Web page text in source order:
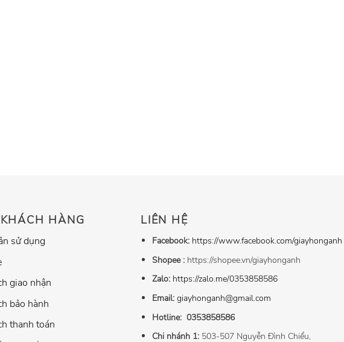
HÀNG
sử dụng
giao nhận
bảo hành
thanh toán
LIÊN HỆ
Facebook: https://www.facebook.com/giayhonganh
Shopee : https://shopee.vn/giayhonganh
Zalo: https://zalo.me/0353858586
Email: giayhonganh@gmail.com
Hotline: 0353858586
Chi nhánh 1: 503-507 Nguyễn Đình Chiểu,